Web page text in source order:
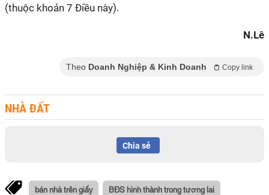
(thuộc khoản 7 Điều này).
N.Lê
Theo Doanh Nghiệp & Kinh Doanh Copy link
NHÀ ĐẤT
Chia sẻ
bán nhà trên giấy BĐS hình thành trong tương lai